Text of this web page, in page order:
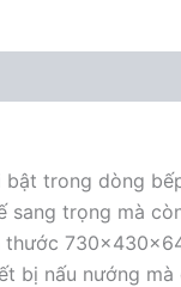
bật trong dòng
sang trọng mà
thước
bị nấu nướng